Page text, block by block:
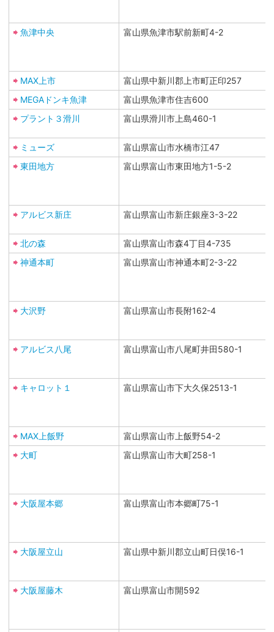
魚津中央 富山県魚津市駅前新町4-2
MAX上市
富山県中新川郡上市町正印257
MEGAドンキ魚津
富山県魚津市住吉600
プラント３滑川
富山県滑川市上島460-1
ミューズ
富山県富山市水橋市江47
東田地方
富山県富山市東田地方1-5-2
アルビス新庄 富山県富山市新庄銀座3-3-22
北の森
富山県富山市森4丁目4-735
神通本町
富山県富山市神通本町2-3-22
大沢野 富山県富山市長附162-4
アルビス八尾 富山県富山市八尾町井田580-1
キャロット１ 富山県富山市下大久保2513-1
MAX上飯野
富山県富山市上飯野54-2
大町
富山県富山市大町258-1
大阪屋本郷 富山県富山市本郷町75-1
大阪屋立山 富山県中新川郡立山町日俣16-1
大阪屋藤木 富山県富山市開592